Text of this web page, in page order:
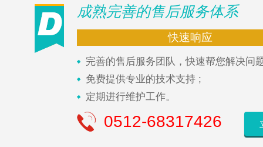
成熟完善的售后服务体系
快速响应
完善的售后服务团队，快速帮您解决问
免费提供专业的技术支持 ;
定期进行维护工作。
0512-68317426